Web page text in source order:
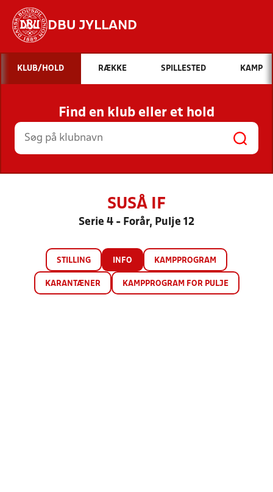
DBU JYLLAND
Hvad vil du søge efter?
INDHOLD OG NYHEDER
STILLINGER, RESULTATER, KLUBBER OG
HOLD
KLUB/HOLD RÆKKE SPILLESTED KAMP
Find en klub eller et hold
SUSÅ IF
Serie 4 - Forår, Pulje 12
STILLING INFO KAMPPROGRAM
KARANTÆNER KAMPPROGRAM FOR PULJE